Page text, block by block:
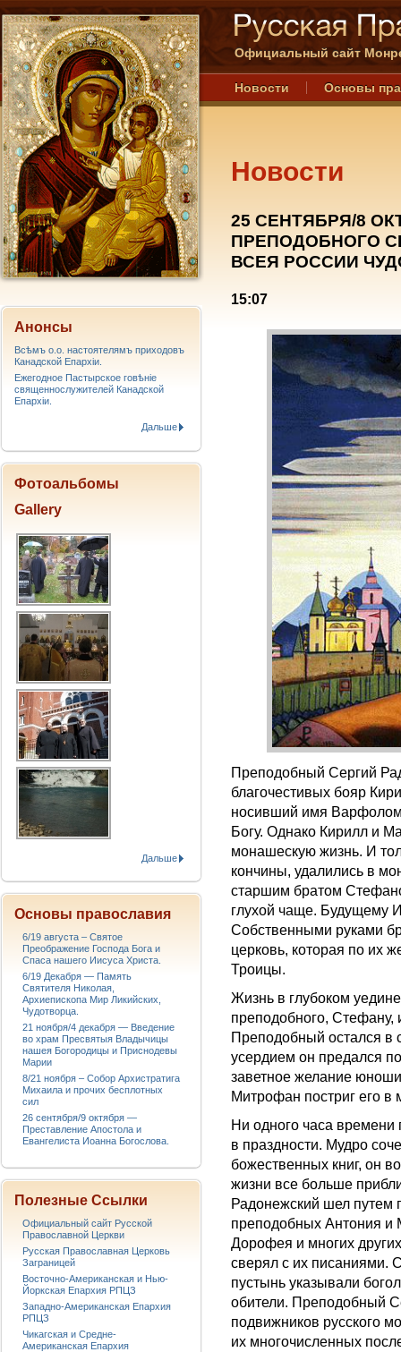
Официальный сайт
Новости Основы
Новости
25 СЕНТЯБРЯ/8
ПРЕПОДОБНОГО
ВСЕЯ РОССИИ
15:07
Преподобный Сергий
благочестивых бояр
носивший имя
Богу. Однако Кирилл и
монашескую жизнь. И
кончины, удалились в
старшим братом
глухой чаще. Будущему
Собственными руками
церковь, которая по их
Троицы.
Жизнь в глубоком
преподобного, Стефану,
Преподобный остался
усердием он предался
заветное желание
Митрофан постриг его в
Ни одного часа
в праздности. Мудро
божественных книг, он
жизни все больше
Радонежский шел путем
преподобных Антония и
Дорофея и многих
сверял с их писаниями.
пустынь указывали
обители. Преподобный
подвижников русского
их многочисленных
Анонсы
Всѣмъ о.о. настоятелямъ приходовъ
Канадской Епархiи.
Ежегодное Пастырское говѣніе
священнослужителей Канадской
Епархіи.
Дальше
Фотоальбомы
Gallery
Дальше
Основы православия
6/19 августа – Святое
Преображение Господа Бога и
Спаса нашего Иисуса Христа.
6/19 Декабря — Память
Святителя Николая,
Архиепископа Мир Ликийских,
Чудотворца.
21 ноября/4 декабря — Введение
во храм Пресвятыя Владычицы
нашея Богородицы и Приснодевы
Марии
8/21 ноября – Собор Архистратига
Михаила и прочих бесплотных
сил
26 сентября/9 октября —
Преставление Апостола и
Евангелиста Иоанна Богослова.
Полезные Ссылки
Официальный сайт Русской
Православной Церкви
Русская Православная Церковь
Заграницей
Восточно-Американская и Нью-
Йоркская Епархия РПЦЗ
Западно-Американская Епархия
РПЦЗ
Чикагская и Средне-
Американская Епархия